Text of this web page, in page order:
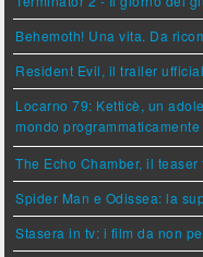
Behemoth! Una vita. Da
Resident Evil, il trailer
Locarno 79: Ketticè, un
mondo
The Echo Chamber, il
Spider Man e Odissea: la
Stasera in tv: i film da non